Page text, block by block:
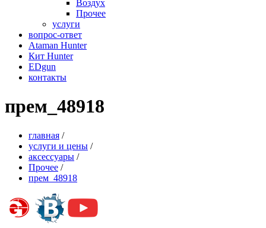
Воздух
Прочее
услуги
вопрос-ответ
Ataman Hunter
Кит Hunter
EDgun
контакты
прем_48918
главная /
услуги и цены /
аксессуары /
Прочее /
прем_48918